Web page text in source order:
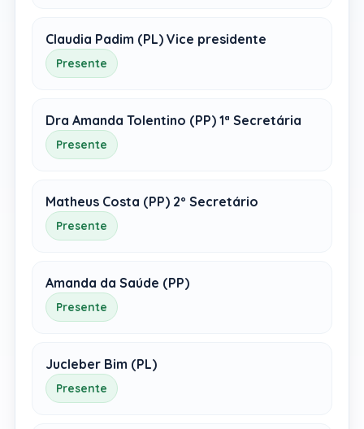
Claudia Padim (PL) Vice presidente
Presente
Dra Amanda Tolentino (PP) 1ª Secretária
Presente
Matheus Costa (PP) 2º Secretário
Presente
Amanda da Saúde (PP)
Presente
Jucleber Bim (PL)
Presente